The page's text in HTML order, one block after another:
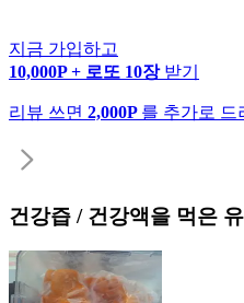
지금 가입하고
10,000P + 로또 10장 받기
리뷰 쓰면 2,000P 를 추가로 드
건강즙 / 건강액을 먹은